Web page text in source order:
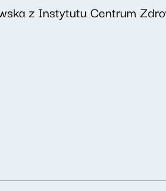
z Instytutu Centrum